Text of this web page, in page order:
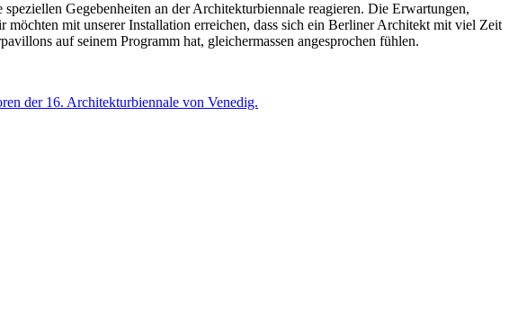
Gegebenheiten an der Architekturbiennale reagieren. Die Erwartungen,
mit unserer Installation erreichen, dass sich ein Berliner Architekt mit viel Zeit
auf seinem Programm hat, gleichermassen angesprochen fühlen.
der 16. Architekturbiennale von Venedig.